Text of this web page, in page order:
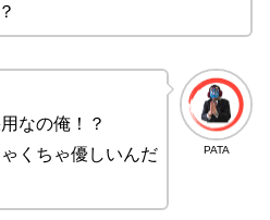
PATA
なの俺！？
くちゃ優しいんだ